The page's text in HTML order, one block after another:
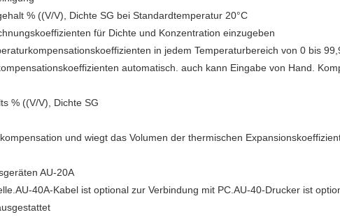
% ((V/V), Dichte SG bei Standardtemperatur 20°C
für Dichte und Konzentration einzugeben
in jedem Temperaturbereich von 0 bis
automatisch. auch kann Eingabe von Hand.
% ((V/V), Dichte SG
und wiegt das Volumen der thermischen
AU-20A
40A-Kabel ist optional zur Verbindung mit PC.AU-40-Drucker ist